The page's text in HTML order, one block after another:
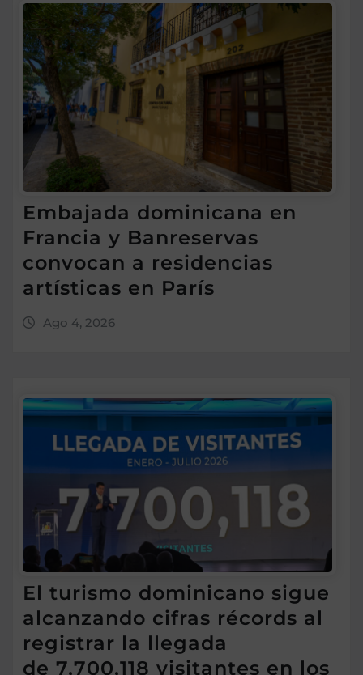
Embajada dominicana en
Francia y Banreservas
convocan a residencias
artísticas en París
Ago 4, 2026
El turismo dominicano sigue
alcanzando cifras récords al
registrar la llegada
de 7,700,118 visitantes en los